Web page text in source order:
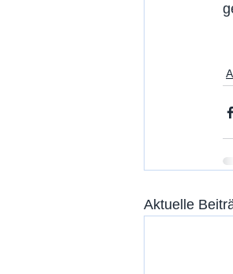
Aktuelle